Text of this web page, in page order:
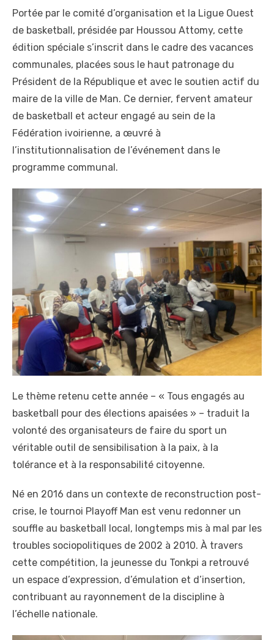
Portée par le comité d’organisation et la Ligue Ouest
de basketball, présidée par Houssou Attomy, cette
édition spéciale s’inscrit dans le cadre des vacances
communales, placées sous le haut patronage du
Président de la République et avec le soutien actif du
maire de la ville de Man. Ce dernier, fervent amateur
de basketball et acteur engagé au sein de la
Fédération ivoirienne, a œuvré à
l’institutionnalisation de l’événement dans le
programme communal.
Le thème retenu cette année – « Tous engagés au
basketball pour des élections apaisées » – traduit la
volonté des organisateurs de faire du sport un
véritable outil de sensibilisation à la paix, à la
tolérance et à la responsabilité citoyenne.
Né en 2016 dans un contexte de reconstruction post-
crise, le tournoi Playoff Man est venu redonner un
souffle au basketball local, longtemps mis à mal par les
troubles sociopolitiques de 2002 à 2010. À travers
cette compétition, la jeunesse du Tonkpi a retrouvé
un espace d’expression, d’émulation et d’insertion,
contribuant au rayonnement de la discipline à
l’échelle nationale.